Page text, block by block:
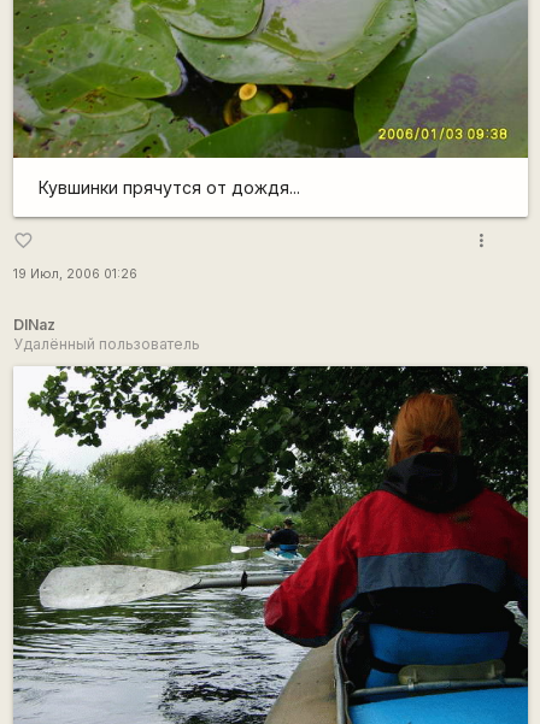
Кувшинки прячутся от дождя...
favorite_border
19 Июл, 2006 01:26
more_vert
DINaz
Удалённый пользователь